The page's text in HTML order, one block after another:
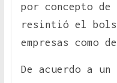
por concepto de
resintió el
empresas como
De acuerdo a